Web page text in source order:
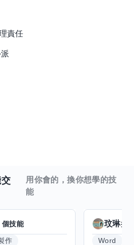
責任
用你會的，換你想學的技
能
個技能
作
玟琳擅
Word